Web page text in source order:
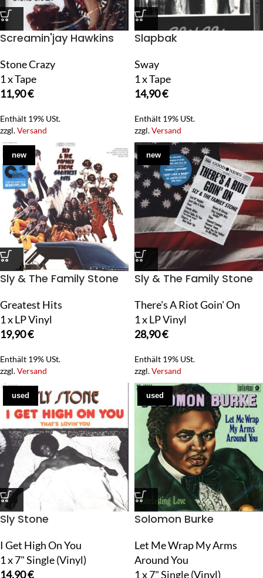
Screamin'jay Hawkins
Stone Crazy
1 x Tape
11,90€
Enthält 19% USt.
zzgl.Versand
Slapbak
Sway
1 x Tape
14,90€
Enthält 19% USt.
zzgl.Versand
new
Sly & The Family Stone
Greatest Hits
1 x LP Vinyl
19,90€
Enthält 19% USt.
zzgl.Versand
new
Sly & The Family Stone
There's A Riot Goin' On
1 x LP Vinyl
28,90€
Enthält 19% USt.
zzgl.Versand
used
Sly Stone
I Get High On You
1 x 7" Single (Vinyl)
14,90€
used
Solomon Burke
Let Me Wrap My Arms
Around You
1 x 7" Single (Vinyl)